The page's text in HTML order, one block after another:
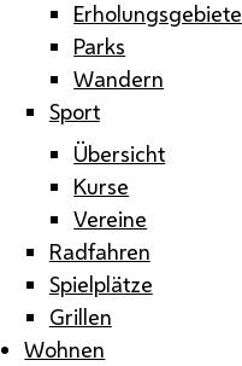
Erholungsgebiete
Parks
Wandern
Sport
Übersicht
Kurse
Vereine
Radfahren
Spielplätze
Grillen
Wohnen